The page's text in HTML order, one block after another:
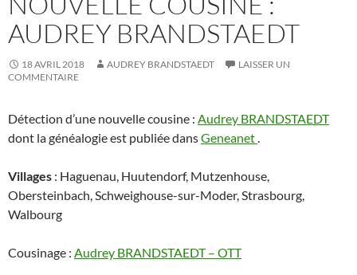
AUDREY BRANDSTAEDT
18 AVRIL 2018 AUDREY BRANDSTAEDT
LAISSER UN
COMMENTAIRE
Détection d’une nouvelle cousine : Audrey BRANDSTAEDT
dont la généalogie est publiée dansGeneanet.
Villages : Haguenau, Huutendorf, Mutzenhouse,
Obersteinbach, Schweighouse-sur-Moder, Strasbourg,
Walbourg
Cousinage : Audrey BRANDSTAEDT – OTT